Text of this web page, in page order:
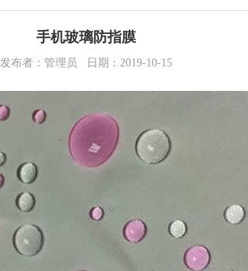
手机玻璃防指膜
发布者：管理员 日期：2019-10-15